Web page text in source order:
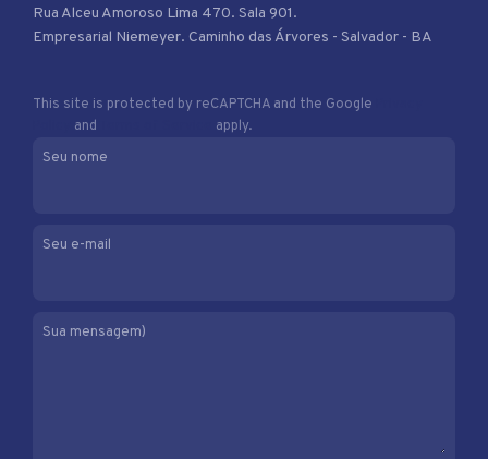
Rua Alceu Amoroso Lima 470. Sala 901.
Empresarial Niemeyer. Caminho das Árvores - Salvador - BA
This site is protected by reCAPTCHA and the Google
and
apply.
Seu nome
Seu e-mail
Sua mensagem)